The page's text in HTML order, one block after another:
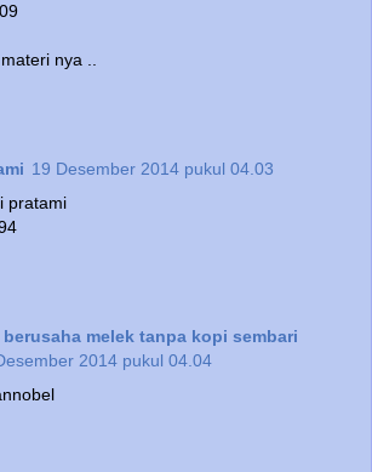
nya ..
19 Desember 2014 pukul 04.03
pratami
melek tanpa kopi sembari
2014 pukul 04.04